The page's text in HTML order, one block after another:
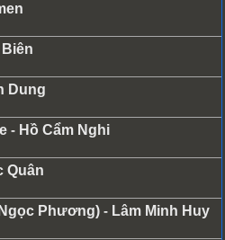
Dung
- Hồ Cẩm Nghi
Quân
Phương) - Lâm Minh Huy